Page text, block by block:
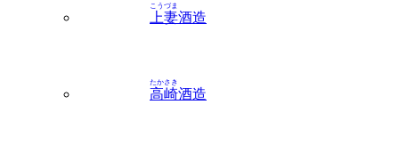
上妻
こうづま
酒造
高崎
たかさき
酒造